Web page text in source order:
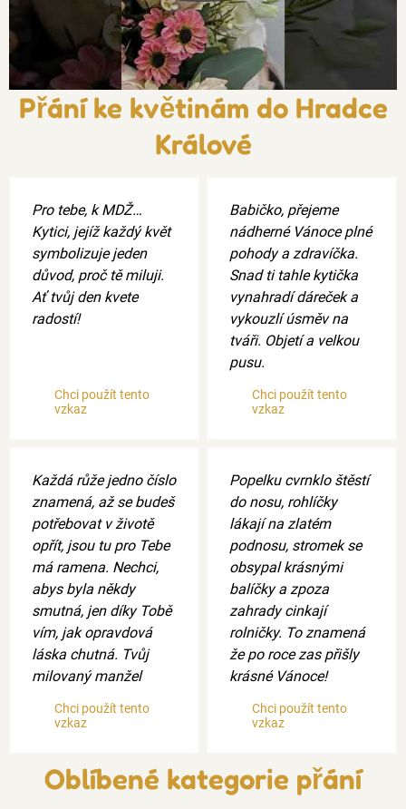
Přání ke květinám do Hradce
Králové
Pro tebe, k MDŽ…
Kytici, jejíž každý květ
symbolizuje jeden
důvod, proč tě miluji.
Ať tvůj den kvete
radostí!
Chci použít tento
vzkaz
Babičko, přejeme
nádherné Vánoce plné
pohody a zdravíčka.
Snad ti tahle kytička
vynahradí dáreček a
vykouzlí úsměv na
tváři. Objetí a velkou
pusu.
Chci použít tento
vzkaz
Každá růže jedno číslo
znamená, až se budeš
potřebovat v životě
opřít, jsou tu pro Tebe
má ramena. Nechci,
abys byla někdy
smutná, jen díky Tobě
vím, jak opravdová
láska chutná. Tvůj
milovaný manžel
Chci použít tento
vzkaz
Popelku cvrnklo štěstí
do nosu, rohlíčky
lákají na zlatém
podnosu, stromek se
obsypal krásnými
balíčky a zpoza
zahrady cinkají
rolničky. To znamená
že po roce zas přišly
krásné Vánoce!
Chci použít tento
vzkaz
Oblíbené kategorie přání